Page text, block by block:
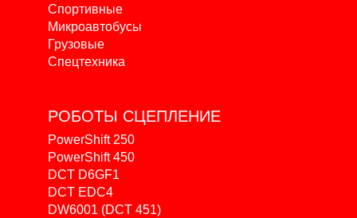
Спортивные
Микроавтобусы
Грузовые
Спецтехника
РОБОТЫ СЦЕПЛЕНИЕ
PowerShift 250
PowerShift 450
DCT D6GF1
DCT EDC4
DW6001 (DCT 451)